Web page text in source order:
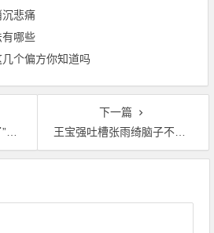
悲痛
哪些
个偏方你知道吗
下一篇
王宝强吐槽张雨绮脑子不灵活，网友表示：全程尬聊值得研究